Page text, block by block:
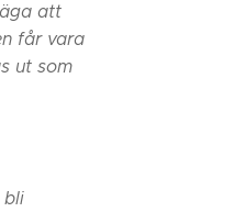
att
får vara
ut som
bli